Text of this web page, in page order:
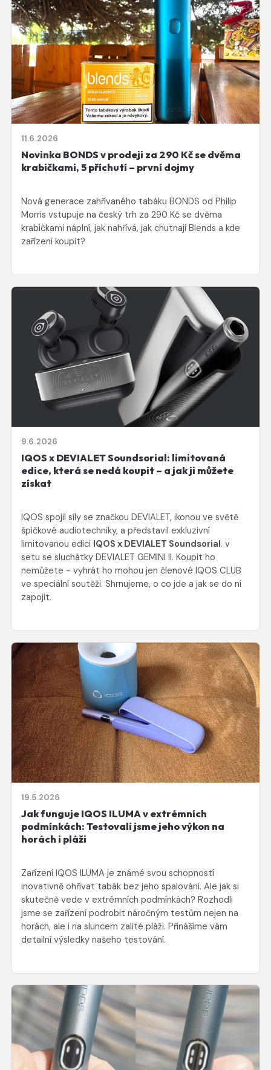
11.6.2026
Novinka BONDS v prodeji za 290 Kč se dvěma
krabičkami, 5 příchutí – první dojmy
Nová generace zahřívaného tabáku BONDS od Philip
Morris vstupuje na český trh za 290 Kč se dvěma
krabičkami náplní, jak nahřívá, jak chutnají Blends a kde
zařízení koupit?
9.6.2026
IQOS x DEVIALET Soundsorial: limitovaná
edice, která se nedá koupit – a jak ji můžete
získat
IQOS spojil síly se značkou DEVIALET, ikonou ve světě
špičkové audiotechniky, a představil exkluzivní
limitovanou edici IQOS x DEVIALET Soundsorial. v
setu se sluchátky DEVIALET GEMINI II. Koupit ho
nemůžete - vyhrát ho mohou jen členové IQOS CLUB
ve speciální soutěži. Shrnujeme, o co jde a jak se do ní
zapojit.
19.5.2026
Jak funguje IQOS ILUMA v extrémních
podmínkách: Testovali jsme jeho výkon na
horách i pláži
Zařízení IQOS ILUMA je známé svou schopností
inovativně ohřívat tabák bez jeho spalování. Ale jak si
skutečně vede v extrémních podmínkách? Rozhodli
jsme se zařízení podrobit náročným testům nejen na
horách, ale i na sluncem zalité pláži. Přinášíme vám
detailní výsledky našeho testování.